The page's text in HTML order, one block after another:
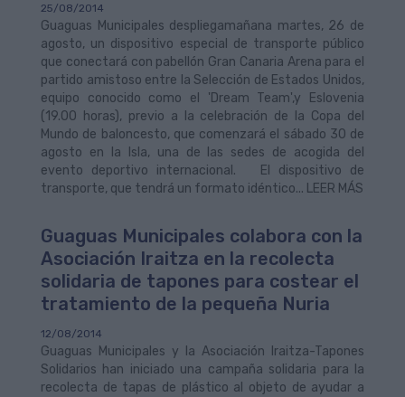
25/08/2014
Guaguas Municipales despliegamañana martes, 26 de
agosto, un dispositivo especial de transporte público
que conectará con pabellón Gran Canaria Arena para el
partido amistoso entre la Selección de Estados Unidos,
equipo conocido como el 'Dream Team',y Eslovenia
(19.00 horas), previo a la celebración de la Copa del
Mundo de baloncesto, que comenzará el sábado 30 de
agosto en la Isla, una de las sedes de acogida del
evento deportivo internacional. El dispositivo de
transporte, que tendrá un formato idéntico... LEER MÁS
Guaguas Municipales colabora con la
Asociación Iraitza en la recolecta
solidaria de tapones para costear el
tratamiento de la pequeña Nuria
12/08/2014
Guaguas Municipales y la Asociación Iraitza-Tapones
Solidarios han iniciado una campaña solidaria para la
recolecta de tapas de plástico al objeto de ayudar a